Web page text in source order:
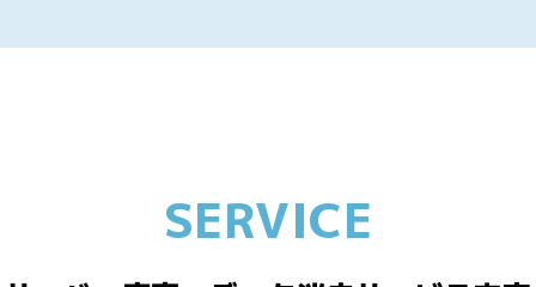
SERVICE